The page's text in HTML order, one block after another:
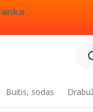
Buitis, sodas